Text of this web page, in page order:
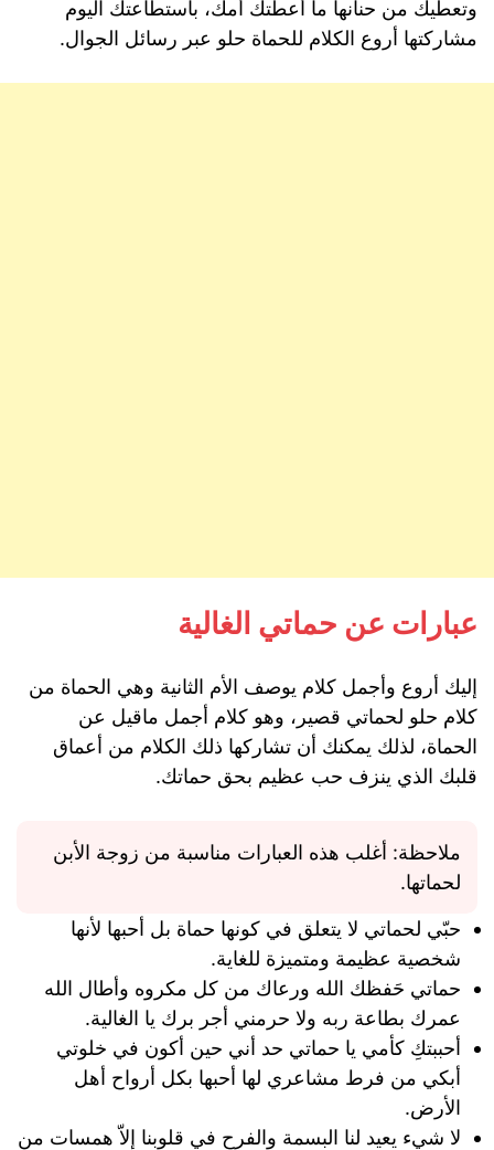
وتعطيك من حنانها ما أعطتك أمك، باستطاعتك اليوم
مشاركتها أروع الكلام للحماة حلو عبر رسائل الجوال.
عبارات عن حماتي الغالية
إليك أروع وأجمل كلام يوصف الأم الثانية وهي الحماة من
كلام حلو لحماتي قصير، وهو كلام أجمل ماقيل عن
الحماة، لذلك يمكنك أن تشاركها ذلك الكلام من أعماق
قلبك الذي ينزف حب عظيم بحق حماتك.
ملاحظة: أغلب هذه العبارات مناسبة من زوجة الأبن
لحماتها.
حبّي لحماتي لا يتعلق في كونها حماة بل أحبها لأنها
شخصية عظيمة ومتميزة للغاية.
حماتي حَفظك الله ورعاك من كل مكروه وأطال الله
عمرك بطاعة ربه ولا حرمني أجر برك يا الغالية.
أحببتكِ كأمي يا حماتي حد أني حين أكون في خلوتي
أبكي من فرط مشاعري لها أحبها بكل أرواح أهل
الأرض.
لا شيء يعيد لنا البسمة والفرح في قلوبنا إلاّ همسات من